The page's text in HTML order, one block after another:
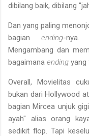
dibilang baik, dibilang
Dan yang paling
bagian ending-nya.
Mengambang dan
bagaimana ending yang
Overall, Movielitas
bukan dari Hollywood
bagian Mircea unjuk
ayah" alias orang
sedikit flop. Tapi